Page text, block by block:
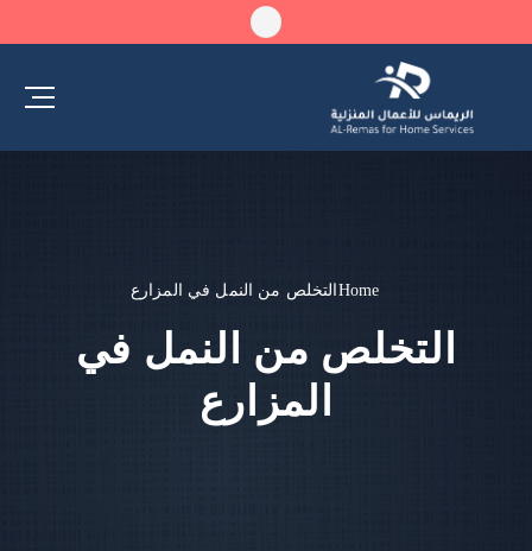
Homeالتخلص من النمل في المزارع
التخلص من النمل في
المزارع